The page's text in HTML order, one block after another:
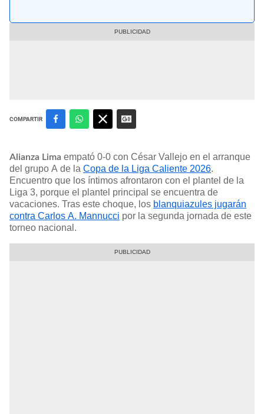
COMPARTIR
Alianza Lima empató 0-0 con César Vallejo en el arranque
del grupo A de la Copa de la Liga Caliente 2026.
Encuentro que los íntimos afrontaron con el plantel de la
Liga 3, porque el plantel principal se encuentra de
vacaciones. Tras este choque, los blanquiazules jugarán
contra Carlos A. Mannucci por la segunda jornada de este
torneo nacional.